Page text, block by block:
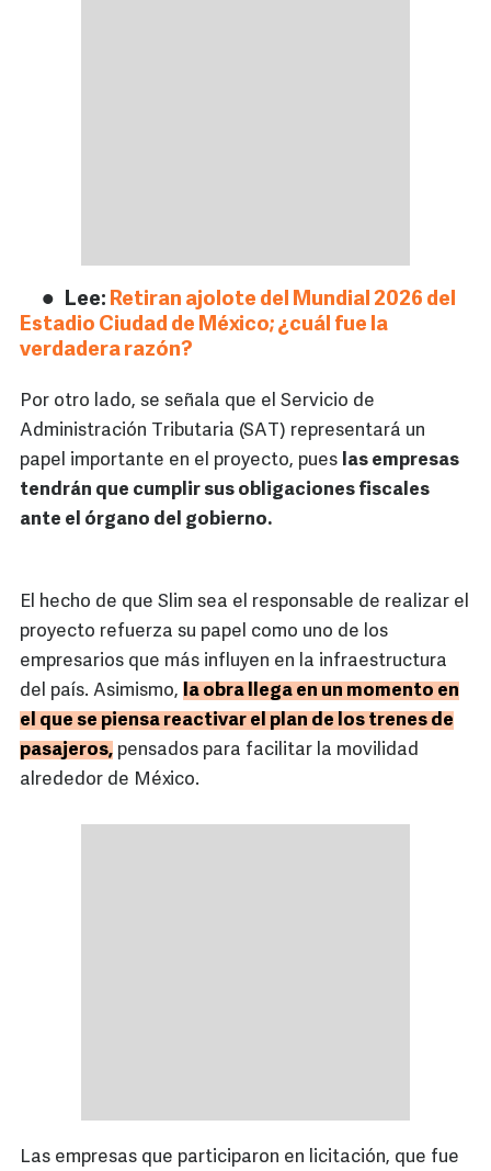
Lee: Retiran ajolote del Mundial 2026 del
Estadio Ciudad de México; ¿cuál fue la
verdadera razón?
Por otro lado, se señala que el Servicio de
Administración Tributaria (SAT) representará un
papel importante en el proyecto, pues las empresas
tendrán que cumplir sus obligaciones fiscales
ante el órgano del gobierno.
El hecho de que Slim sea el responsable de realizar el
proyecto refuerza su papel como uno de los
empresarios que más influyen en la infraestructura
del país. Asimismo, la obra llega en un momento en
el que se piensa reactivar el plan de los trenes de
pasajeros, pensados para facilitar la movilidad
alrededor de México.
Las empresas que participaron en licitación, que fue